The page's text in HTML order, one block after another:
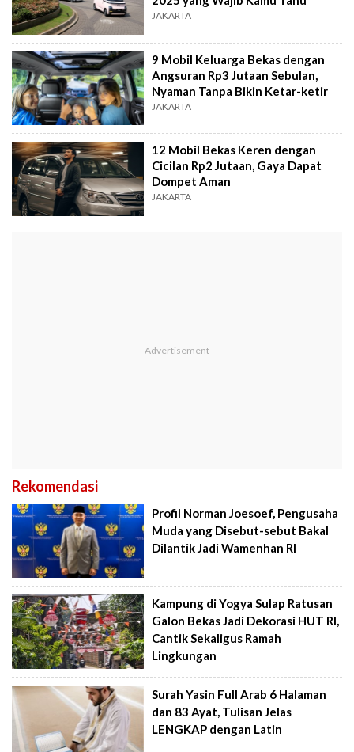
JAKARTA
9 Mobil Keluarga Bekas dengan
Angsuran Rp3 Jutaan Sebulan,
Nyaman Tanpa Bikin Ketar-ketir
JAKARTA
12 Mobil Bekas Keren dengan
Cicilan Rp2 Jutaan, Gaya Dapat
Dompet Aman
JAKARTA
Rekomendasi
Profil Norman Joesoef, Pengusaha
Muda yang Disebut-sebut Bakal
Dilantik Jadi Wamenhan RI
Kampung di Yogya Sulap Ratusan
Galon Bekas Jadi Dekorasi HUT RI,
Cantik Sekaligus Ramah
Lingkungan
Surah Yasin Full Arab 6 Halaman
dan 83 Ayat, Tulisan Jelas
LENGKAP dengan Latin